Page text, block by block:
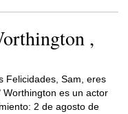
,
Felicidades, Sam, eres
es un actor
2 de agosto de